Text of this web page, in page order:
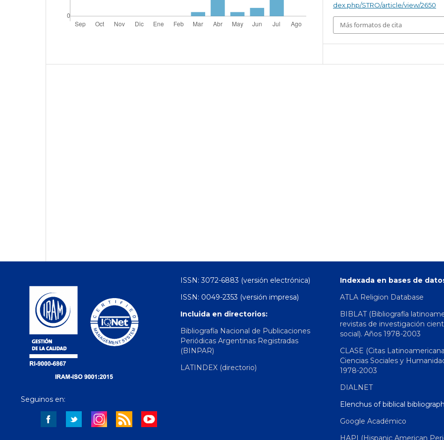
dex.php/STRO/article/view/2650
Más formatos de cita
Seguinos en:
ISSN: 3072-6883 (versión electrónica)
ISSN: 0049-2353 (versión impresa)
Incluida en directorios:
Bibliografía Nacional de Publicaciones
Periódicas Argentinas Registradas
(BINPAR)
LATINDEX (directorio)
Indexada en bases de
ATLA Religion Database
BIBLAT (Bibliografía
revistas de investigación
social). Años 1978-2003
CLASE (Citas
Ciencias Sociales y
1978-2003
DIALNET
Elenchus of biblical
Google Académico
HAPI (Hispanic American